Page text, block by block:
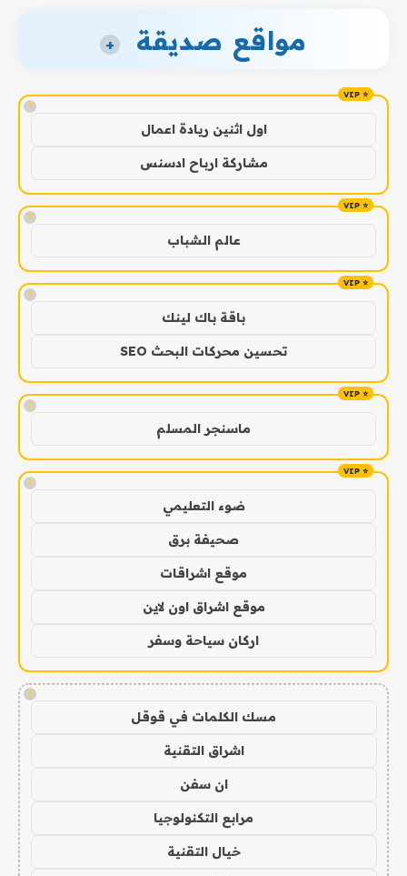
مواقع صديقة +
!
اول اثنين ريادة اعمال
مشاركة ارباح ادسنس
!
عالم الشباب
!
باقة باك لينك
تحسين محركات البحث SEO
!
ماسنجر المسلم
!
ضوء التعليمي
صحيفة برق
موقع اشراقات
موقع اشراق اون لاين
اركان سياحة وسفر
!
مسك الكلمات في قوقل
اشراق التقنية
ان سفن
مرابع التكنولوجيا
خيال التقنية